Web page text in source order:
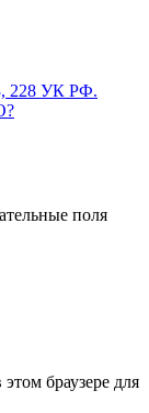
228 УК РФ.
поля
браузере для